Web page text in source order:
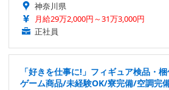
神奈川県
月給29万2,000円～31万3,000円
正社員
「好きを仕事に!」フィギュア検品・
ゲーム商品/未経験OK/寮完備/空調完